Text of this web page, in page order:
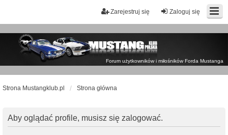
Zaloguj się
Zarejestruj się
Forum użytkowników i miłośników Forda Mustanga
Strona Mustangklub.pl Strona główna
Aby oglądać profile, musisz się zalogować.